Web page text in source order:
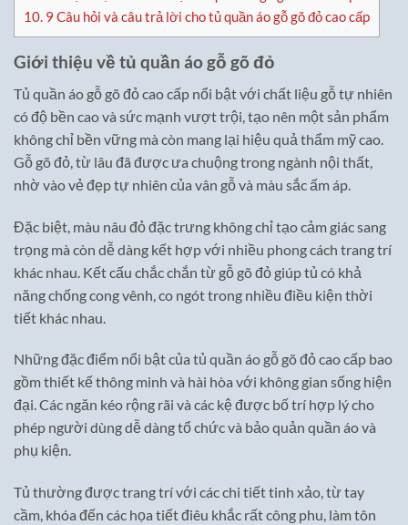
10. 9 Câu hỏi và câu trả lời cho tủ quần áo gỗ gõ đỏ cao cấp
Giới thiệu về tủ quần áo gỗ gõ đỏ
Tủ quần áo gỗ gõ đỏ cao cấp nổi bật với chất liệu gỗ tự nhiên
có độ bền cao và sức mạnh vượt trội, tạo nên một sản phẩm
không chỉ bền vững mà còn mang lại hiệu quả thẩm mỹ cao.
Gỗ gõ đỏ, từ lâu đã được ưa chuộng trong ngành nội thất,
nhờ vào vẻ đẹp tự nhiên của vân gỗ và màu sắc ấm áp.
Đặc biệt, màu nâu đỏ đặc trưng không chỉ tạo cảm giác sang
trọng mà còn dễ dàng kết hợp với nhiều phong cách trang trí
khác nhau. Kết cấu chắc chắn từ gỗ gõ đỏ giúp tủ có khả
năng chống cong vênh, co ngót trong nhiều điều kiện thời
tiết khác nhau.
Những đặc điểm nổi bật của tủ quần áo gỗ gõ đỏ cao cấp bao
gồm thiết kế thông minh và hài hòa với không gian sống hiện
đại. Các ngăn kéo rộng rãi và các kệ được bố trí hợp lý cho
phép người dùng dễ dàng tổ chức và bảo quản quần áo và
phụ kiện.
Tủ thường được trang trí với các chi tiết tinh xảo, từ tay
cầm, khóa đến các họa tiết điêu khắc rất công phu, làm tôn